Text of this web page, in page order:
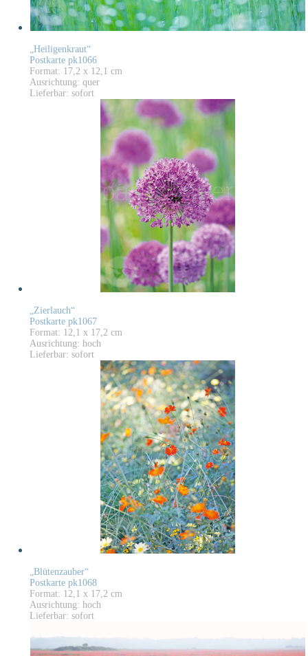
„Heiligenkraut“
Postkarte pk1066
Format: 17,2 x 12,1 cm
Ausrichtung: quer
Lieferbar: sofort
„Zierlauch“
Postkarte pk1067
Format: 12,1 x 17,2 cm
Ausrichtung: hoch
Lieferbar: sofort
„Blütenzauber“
Postkarte pk1068
Format: 12,1 x 17,2 cm
Ausrichtung: hoch
Lieferbar: sofort